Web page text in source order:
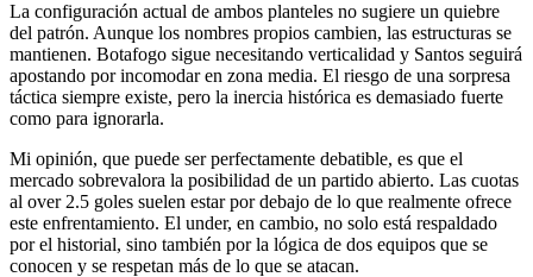
La configuración actual de ambos planteles no sugiere un quiebre
del patrón. Aunque los nombres propios cambien, las estructuras se
mantienen. Botafogo sigue necesitando verticalidad y Santos seguirá
apostando por incomodar en zona media. El riesgo de una sorpresa
táctica siempre existe, pero la inercia histórica es demasiado fuerte
como para ignorarla.
Mi opinión, que puede ser perfectamente debatible, es que el
mercado sobrevalora la posibilidad de un partido abierto. Las cuotas
al over 2.5 goles suelen estar por debajo de lo que realmente ofrece
este enfrentamiento. El under, en cambio, no solo está respaldado
por el historial, sino también por la lógica de dos equipos que se
conocen y se respetan más de lo que se atacan.